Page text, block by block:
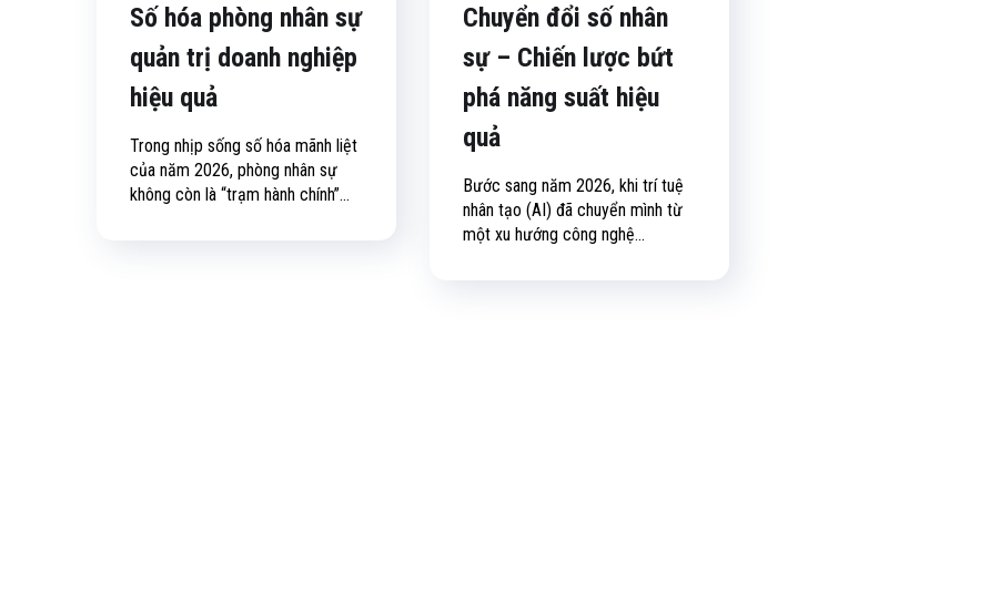
Số hóa phòng nhân sự
quản trị doanh nghiệp
hiệu quả
Trong nhịp sống số hóa mãnh liệt
của năm 2026, phòng nhân sự
không còn là “trạm hành chính”...
Chuyển đổi số nhân
sự – Chiến lược bứt
phá năng suất hiệu
quả
Bước sang năm 2026, khi trí tuệ
nhân tạo (AI) đã chuyển mình từ
một xu hướng công nghệ...